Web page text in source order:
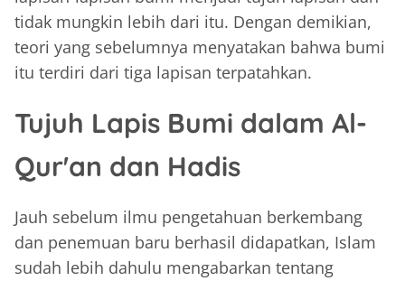
tidak mungkin lebih dari itu. Dengan demikian,
teori yang sebelumnya menyatakan bahwa bumi
itu terdiri dari tiga lapisan terpatahkan.
Tujuh Lapis Bumi dalam Al-
Qur'an dan Hadis
Jauh sebelum ilmu pengetahuan berkembang
dan penemuan baru berhasil didapatkan, Islam
sudah lebih dahulu mengabarkan tentang